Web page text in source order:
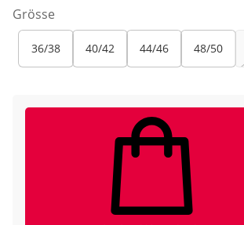
Grösse
36/38 40/42 44/46 48/50